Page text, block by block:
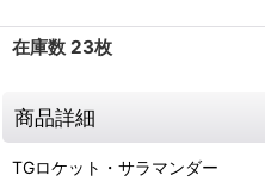
在庫数 23枚
商品詳細
TGロケット・サラマンダー